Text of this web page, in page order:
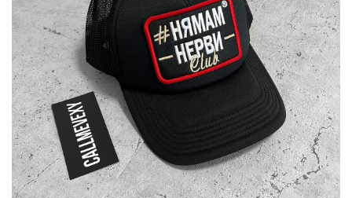
ЛЕТНИ СЕТОВЕ
АКСЕСОАРИ
Our Cool Kids ✨
info@callmevexy.com